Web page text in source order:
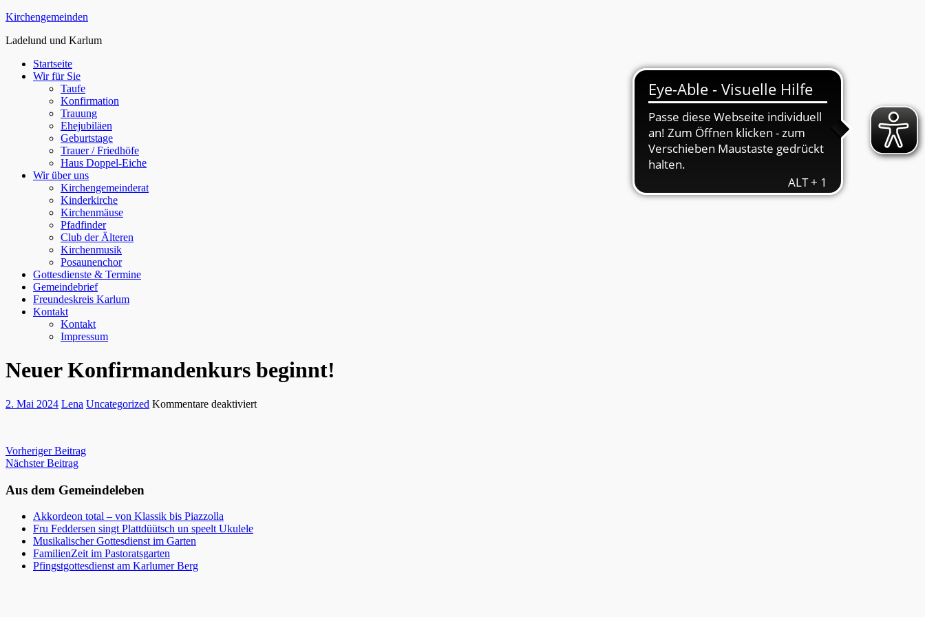
Zum
springen
Kirchengemeinden
Ladelund und Karlum
Startseite
Wir für Sie
Taufe
Konfirmation
Trauung
Ehejubiläen
Geburtstage
Trauer / Friedhöfe
Haus Doppel-Eiche
Wir über uns
Kirchengemeinderat
Kinderkirche
Kirchenmäuse
Pfadfinder
Club der Älteren
Kirchenmusik
Posaunenchor
Gottesdienste & Termine
Gemeindebrief
Freundeskreis Karlum
Kontakt
Kontakt
Impressum
Neuer Konfirmandenkurs beginnt!
2. Mai 2024 Lena Uncategorized Kommentare deaktiviertfür
Beitragsnavigation
Vorheriger Beitrag
Nächster Beitrag
Aus dem Gemeindeleben
Akkordeon total – von Klassik bis Piazzolla
Fru Feddersen singt Plattdüütsch un speelt Ukulele
Musikalischer Gottesdienst im Garten
FamilienZeit im Pastoratsgarten
Pfingstgottesdienst am Karlumer Berg